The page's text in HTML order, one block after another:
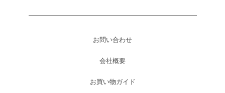
お問い合わせ
会社概要
お買い物ガイド